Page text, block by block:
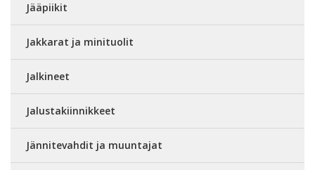
Jääpiikit
Jakkarat ja minituolit
Jalkineet
Jalustakiinnikkeet
Jännitevahdit ja muuntajat